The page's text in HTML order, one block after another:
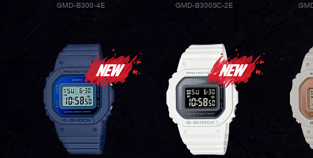
GMD-B300-4E GMD-B300SC-2E